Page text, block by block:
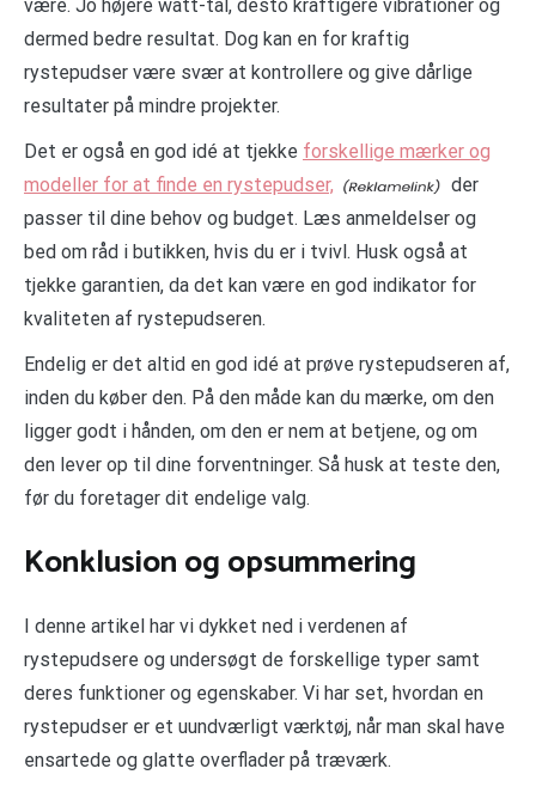
være. Jo højere watt-tal, desto kraftigere vibrationer og
dermed bedre resultat. Dog kan en for kraftig
rystepudser være svær at kontrollere og give dårlige
resultater på mindre projekter.
Det er også en god idé at tjekke forskellige mærker og
modeller for at finde en rystepudser,
der
passer til dine behov og budget. Læs anmeldelser og
bed om råd i butikken, hvis du er i tvivl. Husk også at
tjekke garantien, da det kan være en god indikator for
kvaliteten af rystepudseren.
Endelig er det altid en god idé at prøve rystepudseren af,
inden du køber den. På den måde kan du mærke, om den
ligger godt i hånden, om den er nem at betjene, og om
den lever op til dine forventninger. Så husk at teste den,
før du foretager dit endelige valg.
Konklusion og opsummering
I denne artikel har vi dykket ned i verdenen af
rystepudsere og undersøgt de forskellige typer samt
deres funktioner og egenskaber. Vi har set, hvordan en
rystepudser er et uundværligt værktøj, når man skal have
ensartede og glatte overflader på træværk.